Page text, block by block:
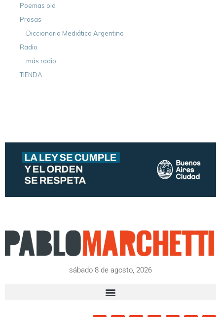
Poemas old
Prosas
Diccionario Mediático Argentino
Radio
más radio
TIENDA
sábado 8 de agosto, 2026